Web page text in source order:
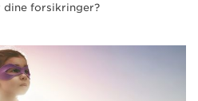
forsikringer?